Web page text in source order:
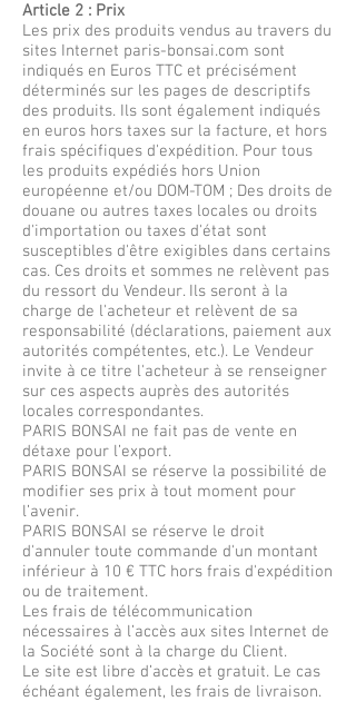
Article 2 : Prix
Les prix des produits vendus au travers du
sites Internet paris-bonsai.com sont
indiqués en Euros TTC et précisément
déterminés sur les pages de descriptifs
des produits. Ils sont également indiqués
en euros hors taxes sur la facture, et hors
frais spécifiques d'expédition. Pour tous
les produits expédiés hors Union
européenne et/ou DOM-TOM ; Des droits de
douane ou autres taxes locales ou droits
d'importation ou taxes d'état sont
susceptibles d'être exigibles dans certains
cas. Ces droits et sommes ne relèvent pas
du ressort du Vendeur. Ils seront à la
charge de l'acheteur et relèvent de sa
responsabilité (déclarations, paiement aux
autorités compétentes, etc.). Le Vendeur
invite à ce titre l'acheteur à se renseigner
sur ces aspects auprès des autorités
locales correspondantes.
PARIS BONSAI ne fait pas de vente en
détaxe pour l’export.
PARIS BONSAI se réserve la possibilité de
modifier ses prix à tout moment pour
l’avenir.
PARIS BONSAI se réserve le droit
d'annuler toute commande d'un montant
inférieur à 10 € TTC hors frais d'expédition
ou de traitement.
Les frais de télécommunication
nécessaires à l’accès aux sites Internet de
la Société sont à la charge du Client.
Le site est libre d’accès et gratuit. Le cas
échéant également, les frais de livraison.